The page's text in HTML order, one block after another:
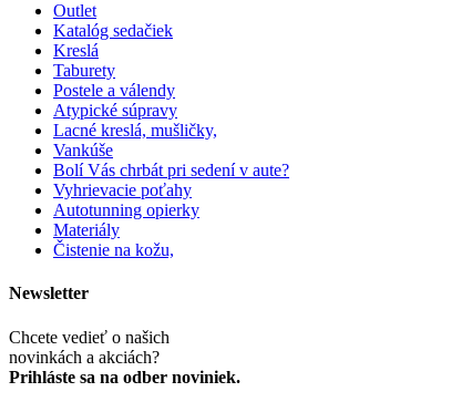
Outlet
Katalóg sedačiek
Kreslá
Taburety
Postele a válendy
Atypické súpravy
Lacné kreslá, mušličky,
Vankúše
Bolí Vás chrbát pri sedení v aute?
Vyhrievacie poťahy
Autotunning opierky
Materiály
Čistenie na kožu,
Newsletter
Chcete vedieť o našich
novinkách a akciách?
Prihláste sa na odber noviniek.